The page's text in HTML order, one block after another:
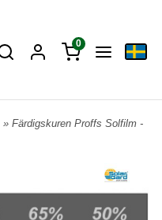
0
» Färdigskuren Proffs Solfilm -